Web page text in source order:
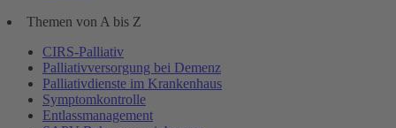
Themen von A bis Z
CIRS-Palliativ
Palliativversorgung bei Demenz
Palliativdienste im Krankenhaus
Symptomkontrolle
Entlassmanagement